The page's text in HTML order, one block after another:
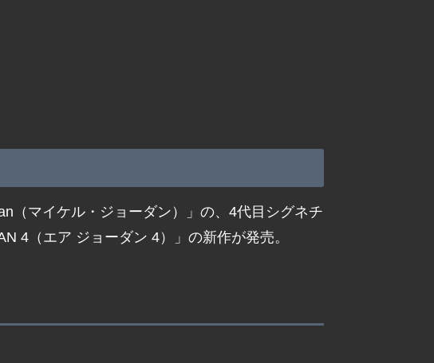
（マイケル・ジョーダン）」の、4代目シグネチ
4（エア ジョーダン 4）」の新作が発売。